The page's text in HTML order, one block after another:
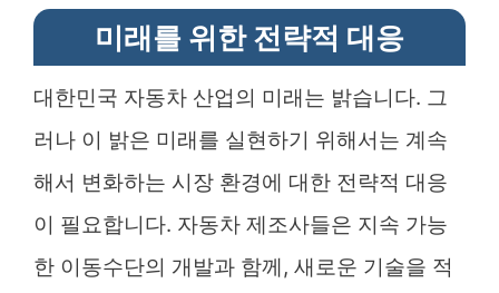
미래를 위한 전략적 대응
대한민국 자동차 산업의 미래는 밝습니다. 그
러나 이 밝은 미래를 실현하기 위해서는 계속
해서 변화하는 시장 환경에 대한 전략적 대응
이 필요합니다. 자동차 제조사들은 지속 가능
한 이동수단의 개발과 함께, 새로운 기술을 적